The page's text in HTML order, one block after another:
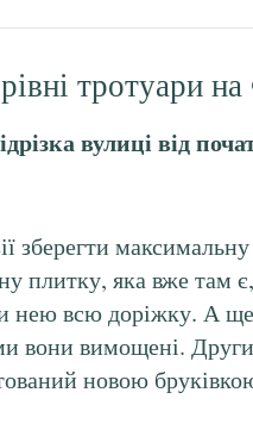
тротуари
вулиці від
зберегти
плитку, яка вже там є,
нею всю доріжку. А
вони вимощені.
новою